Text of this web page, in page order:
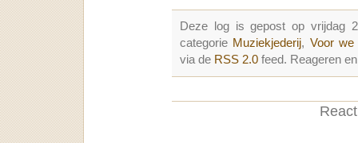
Deze log is gepost op vrijdag
categorie Muziekjederij, Voor we
via de RSS 2.0 feed. Reageren